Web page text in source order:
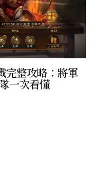
完整攻略：將軍
一次看懂